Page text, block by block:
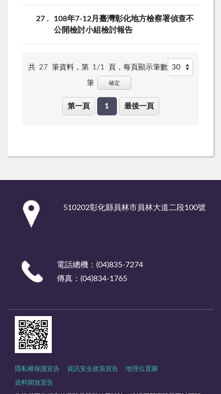
27
108年7-12月臺灣彰化地方檢察署偵查不
公開檢討小組檢討報告
共 27 筆資料，第 1/1 頁， 每頁顯示筆數
筆 確定
第一頁 1 最後一頁
510202彰化縣員林市員林大道二段100號
電話總機：(04)835-7274
傳真：(04)834-1765
隱私權保護宣告 資訊安全政策宣告 地理位置圖
資料開放宣告